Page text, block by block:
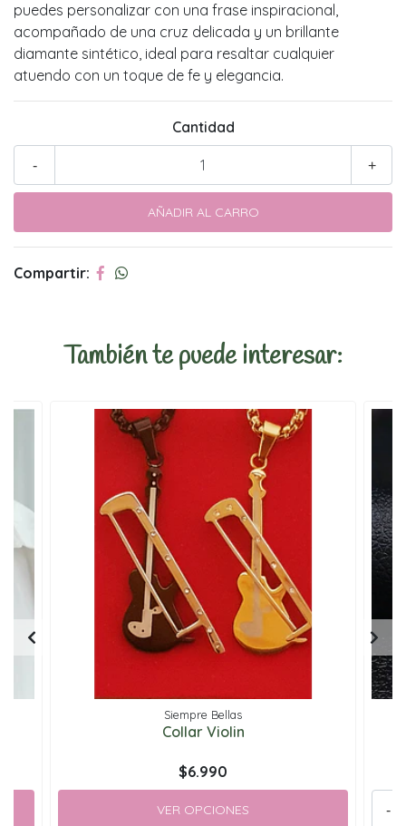
puedes personalizar con una frase inspiracional,
acompañado de una cruz delicada y un brillante
diamante sintético, ideal para resaltar cualquier
atuendo con un toque de fe y elegancia.
Cantidad
+
-
Compartir:
También te puede interesar:
Siempre Bellas
Collar Violin
$6.990
VER OPCIONES -